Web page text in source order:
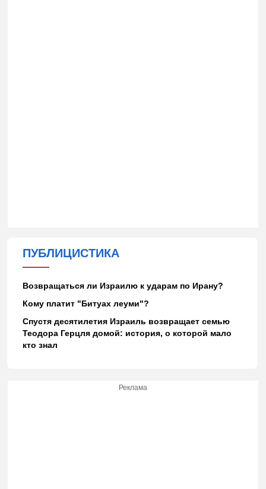
ПУБЛИЦИСТИКА
Возвращаться ли Израилю к ударам по Ирану?
Кому платит "Битуах леуми"?
Спустя десятилетия Израиль возвращает семью
Теодора Герцля домой: история, о которой мало
кто знал
Реклама